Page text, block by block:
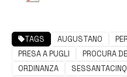
TAGS AUGUSTANO
PRESA A PUGLI
PROCURA
ORDINANZA